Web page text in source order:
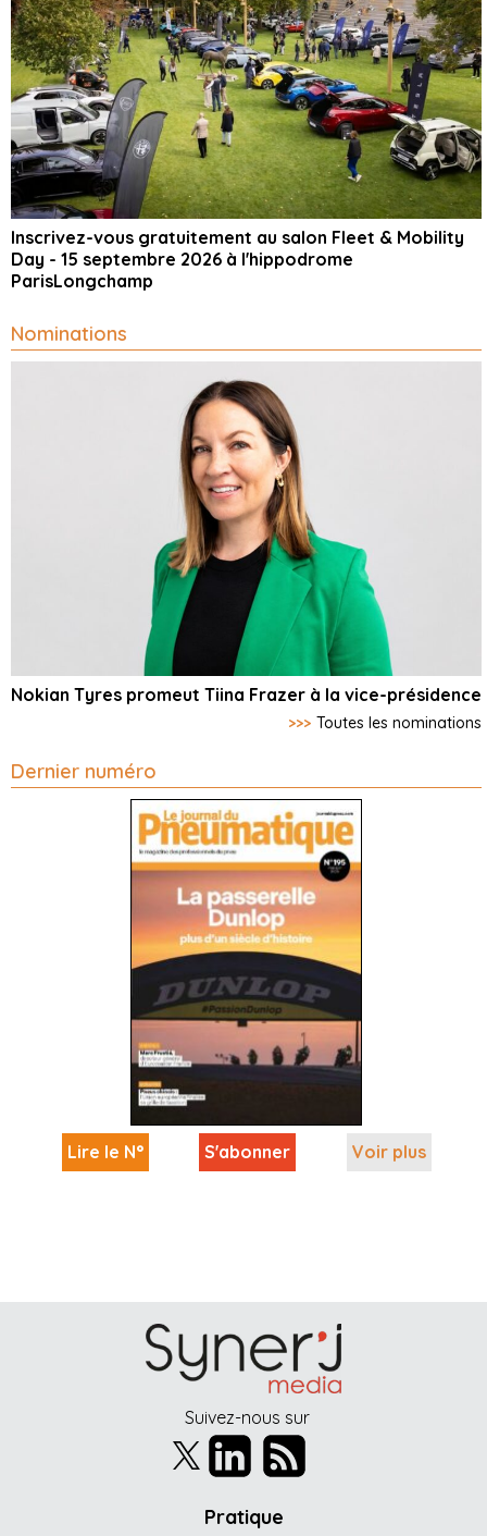
Inscrivez-vous gratuitement au salon Fleet & Mobility
Day - 15 septembre 2026 à l'hippodrome
ParisLongchamp
Nominations
Nokian Tyres promeut Tiina Frazer à la vice-présidence
>>> Toutes les nominations
Dernier numéro
Lire le N° S'abonner Voir plus
Suivez-nous sur
Pratique